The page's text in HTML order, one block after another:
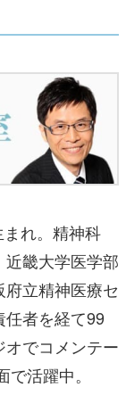
れ。精神科
畿大学医学部
立精神医療セ
者を経て99
でコメンテー
活躍中。